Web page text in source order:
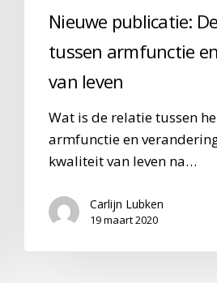
Nieuwe publicatie:
tussen armfunctie
van leven
Wat is de relatie tussen
armfunctie en
kwaliteit van leven na…
Carlijn Lubken
19 maart 2020